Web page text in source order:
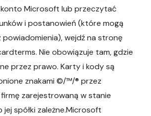
Microsoft lub przeczytać
i postanowień (które mogą
powiadomienia), wejdź na stronę
Nie obowiązuje tam, gdzie
przez prawo. Karty i kody są
znakami ©/™/® przez
zarejestrowaną w stanie
spółki zależne.Microsoft